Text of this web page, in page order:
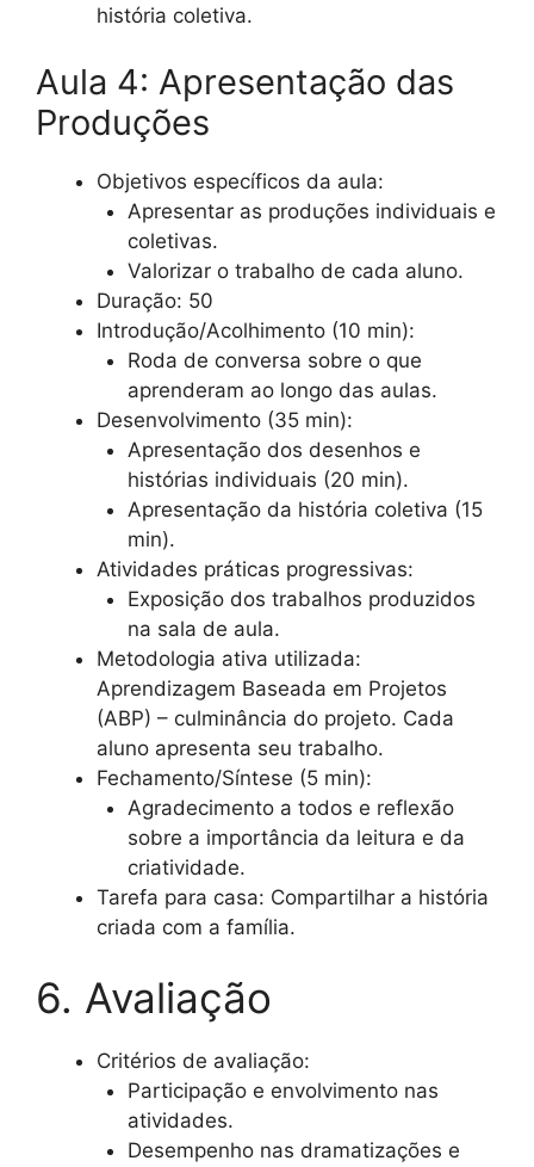
história coletiva.
Aula 4: Apresentação das
Produções
Objetivos específicos da aula:
Apresentar as produções individuais e
coletivas.
Valorizar o trabalho de cada aluno.
Duração: 50
Introdução/Acolhimento (10 min):
Roda de conversa sobre o que
aprenderam ao longo das aulas.
Desenvolvimento (35 min):
Apresentação dos desenhos e
histórias individuais (20 min).
Apresentação da história coletiva (15
min).
Atividades práticas progressivas:
Exposição dos trabalhos produzidos
na sala de aula.
Metodologia ativa utilizada:
Aprendizagem Baseada em Projetos
(ABP) – culminância do projeto. Cada
aluno apresenta seu trabalho.
Fechamento/Síntese (5 min):
Agradecimento a todos e reflexão
sobre a importância da leitura e da
criatividade.
Tarefa para casa: Compartilhar a história
criada com a família.
6. Avaliação
Critérios de avaliação:
Participação e envolvimento nas
atividades.
Desempenho nas dramatizações e